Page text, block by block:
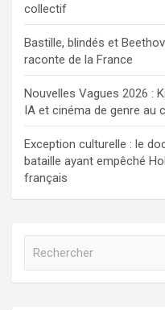
collectif
Bastille, blindés et
raconte de la France
Nouvelles Vagues 2026 :
IA et cinéma de genre au
Exception culturelle : le
bataille ayant empêché
français